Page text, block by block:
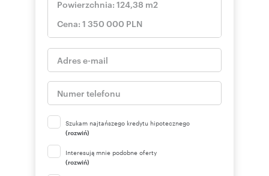
Szukam najtańszego kredytu hipotecznego
(rozwiń)
Interesują mnie podobne oferty
(rozwiń)